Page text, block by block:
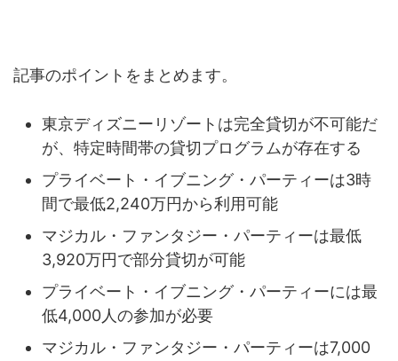
記事のポイントをまとめます。
東京ディズニーリゾートは完全貸切が不可能だ
が、特定時間帯の貸切プログラムが存在する
プライベート・イブニング・パーティーは3時
間で最低2,240万円から利用可能
マジカル・ファンタジー・パーティーは最低
3,920万円で部分貸切が可能
プライベート・イブニング・パーティーには最
低4,000人の参加が必要
マジカル・ファンタジー・パーティーは7,000